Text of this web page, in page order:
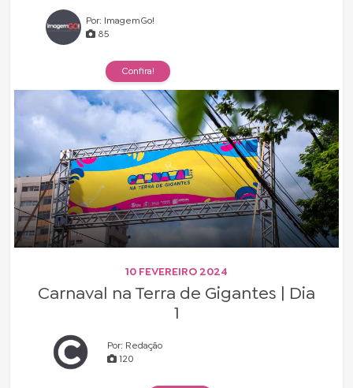
Por: ImagemGo!
85
Confira!
10 FEVEREIRO 2024
Carnaval na Terra de Gigantes | Dia
1
Por: Redação
120